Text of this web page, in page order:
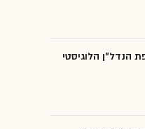
הנדל"ן הלוגיסטי